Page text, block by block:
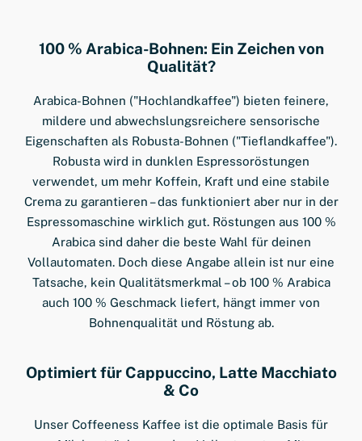
100 % Arabica-Bohnen: Ein Zeichen von
Qualität?
Arabica-Bohnen ("Hochlandkaffee") bieten feinere,
mildere und abwechslungsreichere sensorische
Eigenschaften als Robusta-Bohnen ("Tieflandkaffee").
Robusta wird in dunklen Espressoröstungen
verwendet, um mehr Koffein, Kraft und eine stabile
Crema zu garantieren – das funktioniert aber nur in der
Espressomaschine wirklich gut. Röstungen aus 100 %
Arabica sind daher die beste Wahl für deinen
Vollautomaten. Doch diese Angabe allein ist nur eine
Tatsache, kein Qualitätsmerkmal – ob 100 % Arabica
auch 100 % Geschmack liefert, hängt immer von
Bohnenqualität und Röstung ab.
Optimiert für Cappuccino, Latte Macchiato
& Co
Unser Coffeeness Kaffee ist die optimale Basis für